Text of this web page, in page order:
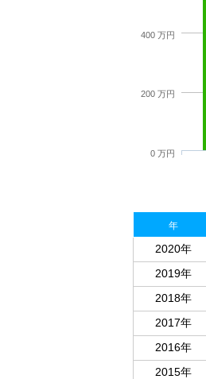
0 万円
200 万円
400 万円
年
2020年
2019年
2018年
2017年
2016年
2015年